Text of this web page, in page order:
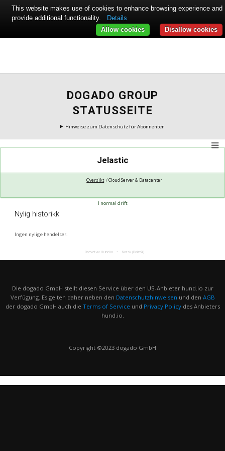
DOGADO GROUP
STATUSSEITE
Hinweise zum Datenschutz für Abonnenten
Jelastic
Oversikt Cloud Server & Datacenter
I normal drift
Nylig historikk
Ingen nylige hendelser.
Drevet av Hund.io Norsk (Bokmål)
Die dogado GmbH stellt diesen Service über den US-Anbieter hund.io zur
Verfügung. Es gelten daher neben den Datenschutzhinweisen und den AGB
der dogado GmbH auch die Terms of Service und Privacy Policydes Anbieters
hund.io.
Copyright ©2023 dogado GmbH
This website makes use of cookies to enhance browsing experience and
provide additional functionality.
Details
Disallow cookies
Allow cookies